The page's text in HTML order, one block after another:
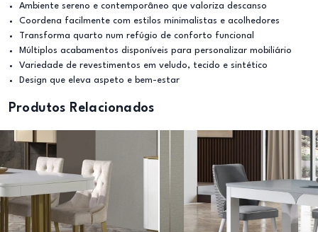
Ambiente sereno e contemporâneo que valoriza descanso
Coordena facilmente com estilos minimalistas e acolhedores
Transforma quarto num refúgio de conforto funcional
Múltiplos acabamentos disponíveis para personalizar mobiliário
Variedade de revestimentos em veludo, tecido e sintético
Design que eleva aspeto e bem-estar
Produtos Relacionados